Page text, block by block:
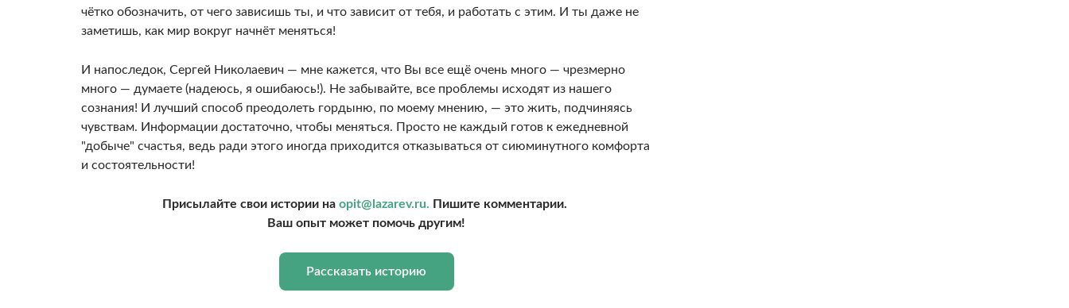
чётко обозначить, от чего зависишь ты, и что зависит от тебя, и работать с этим. И ты даже не
заметишь, как мир вокруг начнёт меняться!
И напоследок, Сергей Николаевич — мне кажется, что Вы все ещё очень много — чрезмерно
много — думаете (надеюсь, я ошибаюсь!). Не забывайте, все проблемы исходят из нашего
сознания! И лучший способ преодолеть гордыню, по моему мнению, — это жить, подчиняясь
чувствам. Информации достаточно, чтобы меняться. Просто не каждый готов к ежедневной
"добыче" счастья, ведь ради этого иногда приходится отказываться от сиюминутного комфорта
и состоятельности!
Присылайте свои истории на opit@lazarev.ru. Пишите комментарии.
Ваш опыт может помочь другим!
Рассказать историю